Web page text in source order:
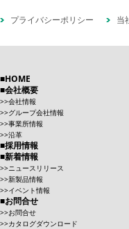
プライバシーポリシー 当
HOME
会社概要
会社情報
グループ会社情報
事業所情報
沿革
採用情報
新着情報
ニュースリリース
新製品情報
イベント情報
お問合せ
お問合せ
カタログダウンロード